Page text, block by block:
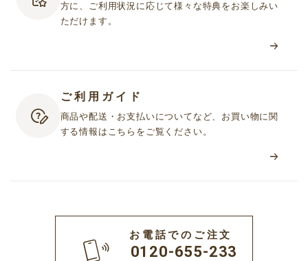
方に、ご利用状況に応じて様々な特典をお楽しみい
ただけます。
ご利用ガイド
商品や配送・お支払いについてなど、お買い物に関
する情報はこちらをご覧ください。
お電話でのご注文
0120-655-233